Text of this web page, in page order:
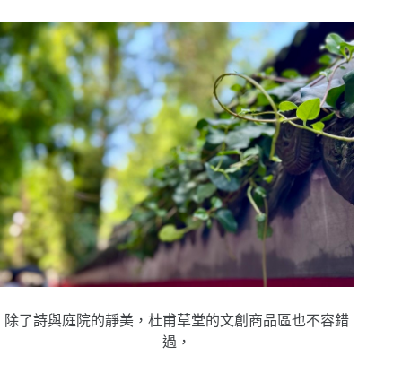
除了詩與庭院的靜美，杜甫草堂的文創商品區也不容錯
過，